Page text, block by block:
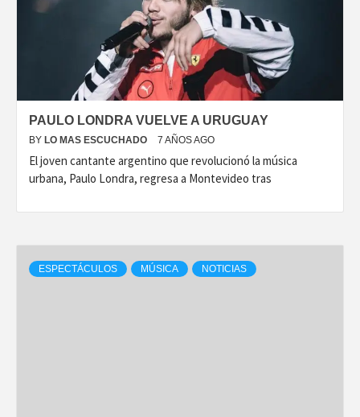
PAULO LONDRA VUELVE A URUGUAY
BY LO MAS ESCUCHADO 7 AÑOS AGO
El joven cantante argentino que revolucionó la música
urbana, Paulo Londra, regresa a Montevideo tras
ESPECTÁCULOS MÚSICA NOTICIAS